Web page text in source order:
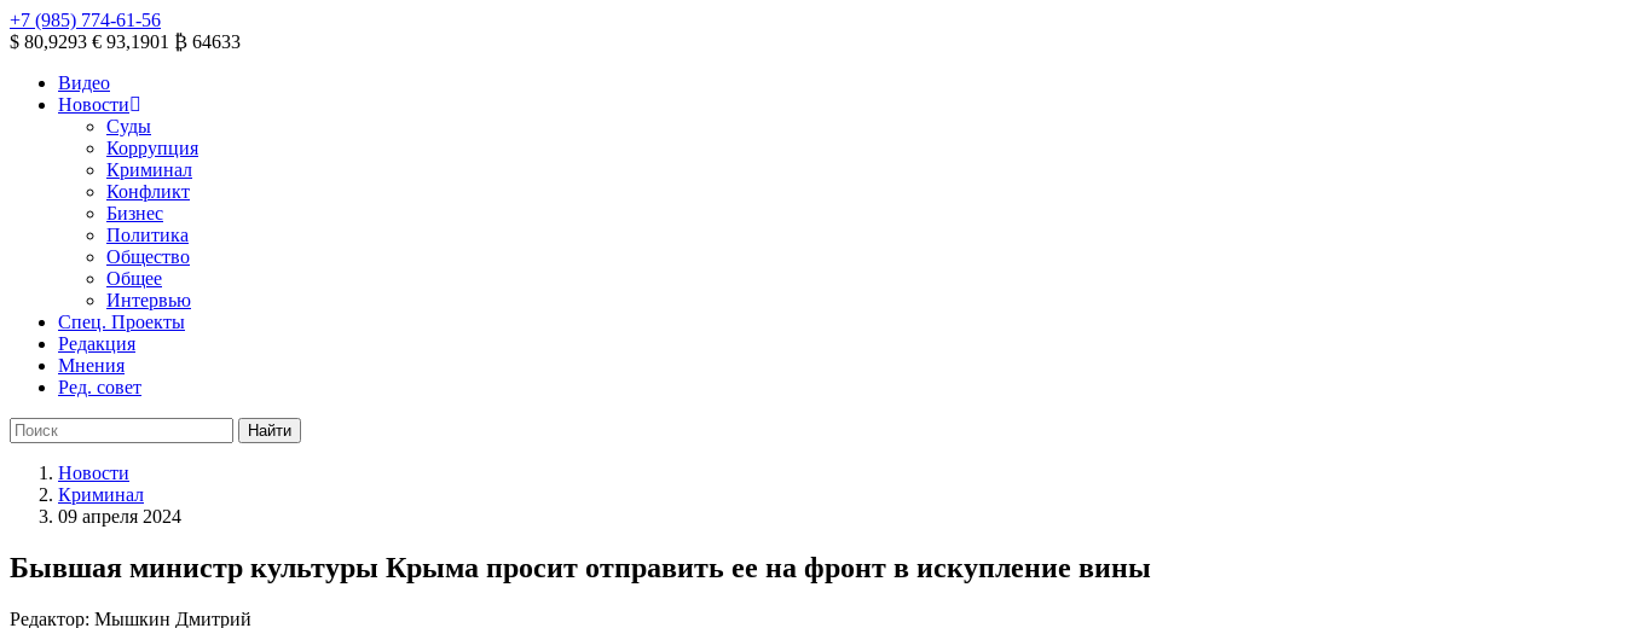
+7 (985) 774-61-56
$ 80,9293 € 93,1901 ₿ 64633
Видео
Новости
Суды
Коррупция
Криминал
Конфликт
Бизнес
Политика
Общество
Общее
Интервью
Спец. Проекты
Редакция
Мнения
Ред. совет
Новости
Криминал
09 апреля 2024
Бывшая министр культуры Крыма просит отправить ее на фронт в искупление вины
Редактор: Мышкин Дмитрий